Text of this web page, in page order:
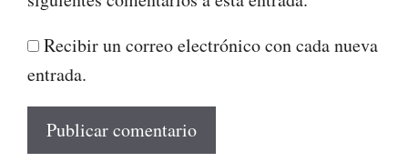
Recibir un correo electrónico con cada nueva
entrada.